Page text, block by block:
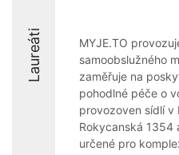
Laureáti
MYJE.TO
samoobslužného
zaměřuje na
pohodlné péče o
provozoven sídlí v
Rokycanská 1354
určené pro